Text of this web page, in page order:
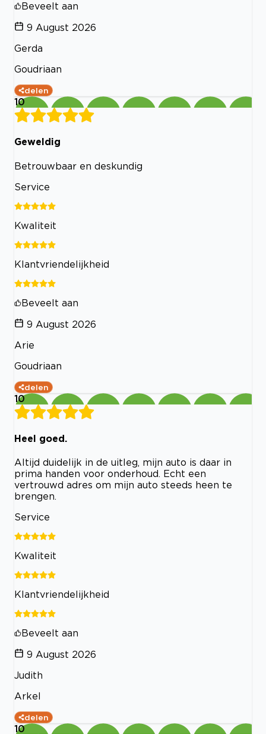
Beveelt aan
9 August 2026
Gerda
Goudriaan
delen
10
Geweldig
Betrouwbaar en deskundig
Service
Kwaliteit
Klantvriendelijkheid
Beveelt aan
9 August 2026
Arie
Goudriaan
delen
10
Heel goed.
Altijd duidelijk in de uitleg, mijn auto is daar in
prima handen voor onderhoud. Echt een
vertrouwd adres om mijn auto steeds heen te
brengen.
Service
Kwaliteit
Klantvriendelijkheid
Beveelt aan
9 August 2026
Judith
Arkel
delen
10